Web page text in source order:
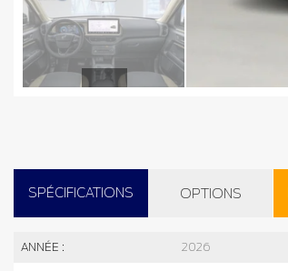
SPÉCIFICATIONS OPTIONS
ANNÉE : 2026